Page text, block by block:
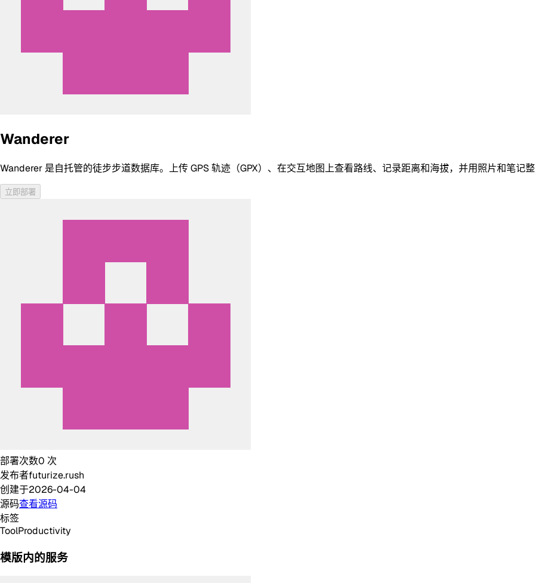
Wanderer
Wanderer 是自托管的徒步步道数据库。上传 GPS 轨迹（GPX）、在交互地图上查看路线、记录距离和海拔，并用照片和笔记整
立即部署
部署次数0 次
发布者futurize.rush
创建于2026-04-04
源码查看源码
标签
ToolProductivity
模版内的服务